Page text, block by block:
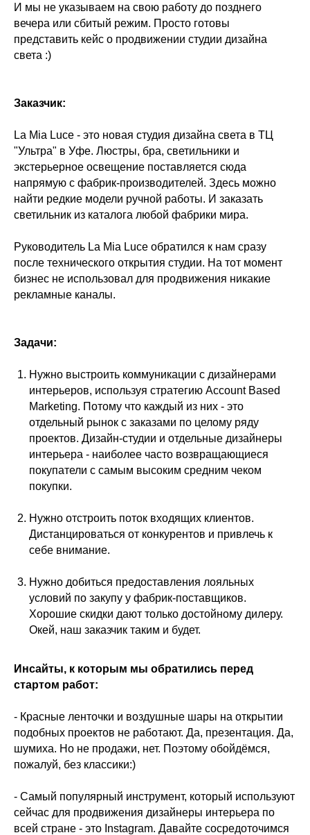
И мы не указываем на свою работу до позднего
вечера или сбитый режим. Просто готовы
представить кейс о продвижении студии дизайна
света :)
Заказчик:
La Mia Luce - это новая студия дизайна света в ТЦ
"Ультра" в Уфе. Люстры, бра, светильники и
экстерьерное освещение поставляется сюда
напрямую с фабрик-производителей. Здесь можно
найти редкие модели ручной работы. И заказать
светильник из каталога любой фабрики мира.
Руководитель La Mia Luce обратился к нам сразу
после технического открытия студии. На тот момент
бизнес не использовал для продвижения никакие
рекламные каналы.
Задачи:
Нужно выстроить коммуникации с дизайнерами
интерьеров, используя стратегию Account Based
Marketing. Потому что каждый из них - это
отдельный рынок с заказами по целому ряду
проектов. Дизайн-студии и отдельные дизайнеры
интерьера - наиболее часто возвращающиеся
покупатели с самым высоким средним чеком
покупки.
Нужно отстроить поток входящих клиентов.
Дистанцироваться от конкурентов и привлечь к
себе внимание.
Нужно добиться предоставления лояльных
условий по закупу у фабрик-поставщиков.
Хорошие скидки дают только достойному дилеру.
Окей, наш заказчик таким и будет.
Инсайты, к которым мы обратились перед
стартом работ:
- Красные ленточки и воздушные шары на открытии
подобных проектов не работают. Да, презентация. Да,
шумиха. Но не продажи, нет. Поэтому обойдёмся,
пожалуй, без классики:)
- Самый популярный инструмент, который используют
сейчас для продвижения дизайнеры интерьера по
всей стране - это Instagram. Давайте сосредоточимся